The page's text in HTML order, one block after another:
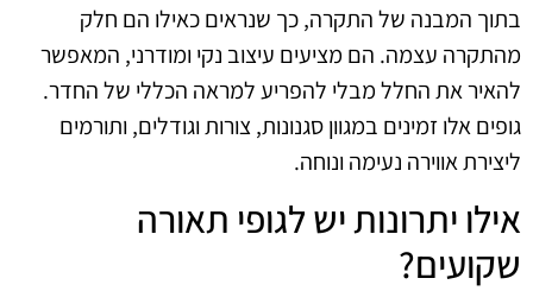
בתוך המבנה של התקרה, כך שנראים כאילו הם חלק
מהתקרה עצמה. הם מציעים עיצוב נקי ומודרני, המאפשר
להאיר את החלל מבלי להפריע למראה הכללי של החדר.
גופים אלו זמינים במגוון סגנונות, צורות וגודלים, ותורמים
ליצירת אווירה נעימה ונוחה.
אילו יתרונות יש לגופי תאורה
שקועים?